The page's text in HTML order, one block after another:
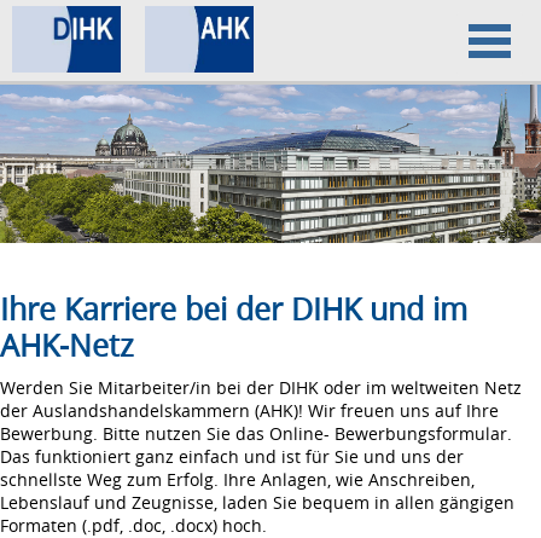
Home
Datenschutz
Impressum
Ihre Karriere bei der DIHK und im
AHK-Netz
Werden Sie Mitarbeiter/in bei der DIHK oder im weltweiten Netz
der Auslandshandelskammern (AHK)! Wir freuen uns auf Ihre
Bewerbung. Bitte nutzen Sie das Online- Bewerbungsformular.
Das funktioniert ganz einfach und ist für Sie und uns der
schnellste Weg zum Erfolg. Ihre Anlagen, wie Anschreiben,
Lebenslauf und Zeugnisse, laden Sie bequem in allen gängigen
Formaten (.pdf, .doc, .docx) hoch.